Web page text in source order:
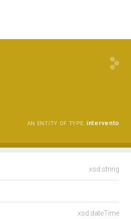
AN ENTITY OF TYPE: intervento
xsd:string
xsd:dateTime